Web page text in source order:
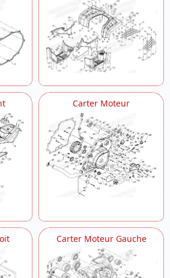
Buffle
De Protection
Arriere
Avant
Bagages
De Selle Et Dosseret
De Vitesses
Version De Luxe
Arriere Droite
Arriere Gauche
Avant Droite
Avant Gauche
De Frein
De Refroidissement
Electrique
Carter Moteur
Carter Moteur Gauche